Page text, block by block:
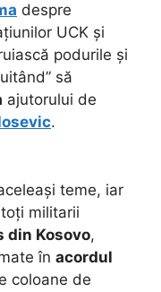
despre
UCK și
podurile și
să
ajutorului de
.
teme, iar
militarii
din Kosovo,
în acordul
coloane de